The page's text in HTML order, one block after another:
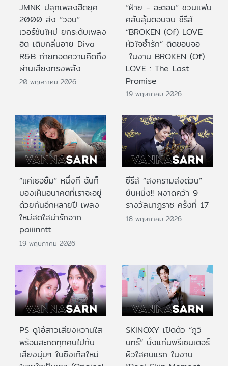
JMNK ปลุกเพลงฮิตยุค
2000 ส่ง “วอน”
เวอร์ชันใหม่ ยกระดับเพลง
ฮิต เติมกลิ่นอาย Diva
R&B ถ่ายทอดความคิดถึง
ผ่านเสียงทรงพลัง
20 พฤษภาคม 2026
“ฝ้าย - อะตอม” ชวนแฟน
คลับลุ้นตอนจบ ซีรีส์
“BROKEN (Of) LOVE
หัวใจช้ำรัก” ติดขอบจอ
ในงาน BROKEN (Of)
LOVE : The Last
Promise
19 พฤษภาคม 2026
“แค่เธอยิ้ม” หนึ่งที ฉันก็
มองเห็นอนาคตที่เราจะอยู่
ด้วยกันอีกหลายปี เพลง
ใหม่สดใสน่ารักจาก
paiiinntt
19 พฤษภาคม 2026
ซีรีส์ “สงครามส่งด่วน”
ยืนหนึ่ง!! ผงาดคว้า 9
รางวัลนาฏราช ครั้งที่ 17
18 พฤษภาคม 2026
PS ดูโอ้สาวเสียงหวานใส
พร้อมสะกดทุกคนไปกับ
เสียงนุ่มๆ ในซิงเกิลใหม่
SKINOXY เปิดตัว “ภูวิ
นทร์” นั่งแท่นพรีเซนเตอร์
ผิวใสคนแรก ในงาน